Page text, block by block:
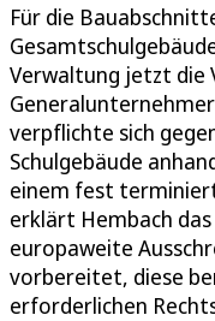
Für die
Verwaltung jetzt die
verpflichte sich
Schulgebäude
einem fest
erklärt Hembach
europaweite
vorbereitet, diese
erforderlichen